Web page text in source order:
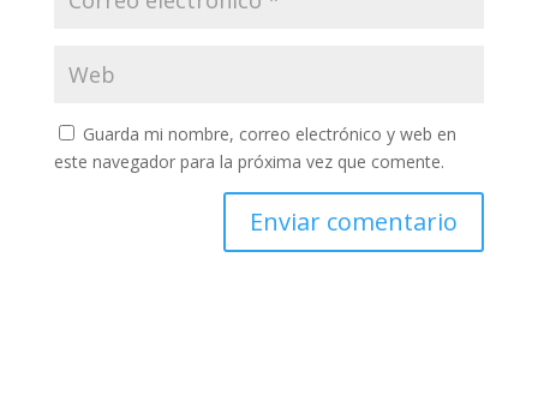
Guarda mi nombre, correo electrónico y web en
este navegador para la próxima vez que comente.